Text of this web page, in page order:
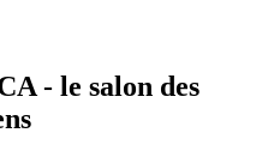
- le salon des